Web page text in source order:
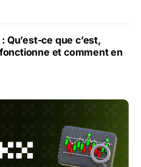
Qu’est-ce que c’est,
et comment en